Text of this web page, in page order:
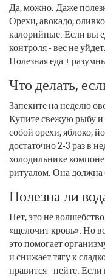
Да, можно. Даже
Орехи, авокадо,
калорийные. Если вы
контроля - вес не
Полезная еда +
Что делать,
Запеките на неделю
Купите свежую рыбу и
собой орехи, яблоко,
достаточно 2-3 раз в
холодильнике
ритуалом. Она должна
Полезна ли
Нет, это не
«щелочит кровь». Но
это помогает
и снижает тягу к
нравится - пейте. Если